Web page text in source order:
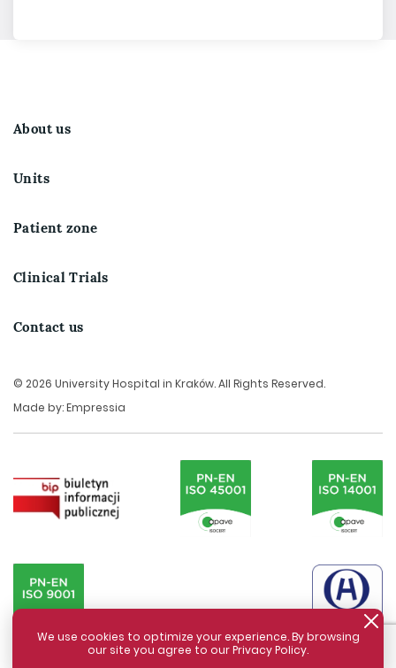
About us
Units
Patient zone
Clinical Trials
Contact us
© 2026 University Hospital in Kraków. All Rights Reserved.
Made by:Empressia
We use cookies to optimize your experience. By browsing
our site you agree to our Privacy Policy.
Zamknij komunikat